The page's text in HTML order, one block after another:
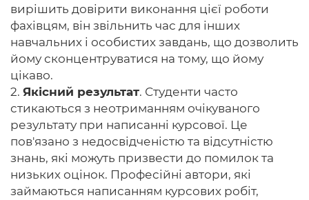
вирішить довірити виконання цієї роботи
фахівцям, він звільнить час для інших
навчальних і особистих завдань, що дозволить
йому сконцентруватися на тому, що йому
цікаво.
2. Якісний результат. Студенти часто
стикаються з неотриманням очікуваного
результату при написанні курсової. Це
пов'язано з недосвідченістю та відсутністю
знань, які можуть призвести до помилок та
низьких оцінок. Професійні автори, які
займаються написанням курсових робіт,